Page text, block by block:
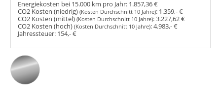
Energiekosten bei 15.000 km pro Jahr: 1.857,36 €
CO2 Kosten (niedrig) (Kosten Durchschnitt 10 Jahre): 1.359,- €
CO2 Kosten (mittel) (Kosten Durchschnitt 10 Jahre):3.227,62 €
CO2 Kosten (hoch) (Kosten Durchschnitt 10 Jahre):4.983,- €
Jahressteuer: 154,- €